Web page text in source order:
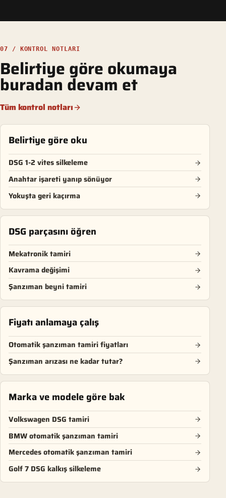
07 / KONTROL NOTLARI
Belirtiye göre okumaya
buradan devam et
Tüm kontrol notları
Belirtiye göre oku
DSG 1-2 vites silkeleme
Anahtar işareti yanıp sönüyor
Yokuşta geri kaçırma
DSG parçasını öğren
Mekatronik tamiri
Kavrama değişimi
Şanzıman beyni tamiri
Fiyatı anlamaya çalış
Otomatik şanzıman tamiri fiyatları
Şanzıman arızası ne kadar tutar?
Marka ve modele göre bak
Volkswagen DSG tamiri
BMW otomatik şanzıman tamiri
Mercedes otomatik şanzıman tamiri
Golf 7 DSG kalkış silkeleme